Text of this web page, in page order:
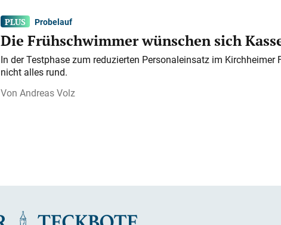
Probelauf
Die Frühschwimmer wünschen sich
In der Testphase zum reduzierten Personaleinsatz im Kirchheimer
nicht alles rund.
Andreas Volz